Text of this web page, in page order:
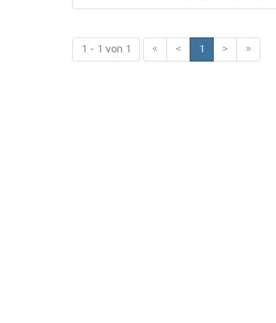
1 - 1 von 1 « < 1 > »